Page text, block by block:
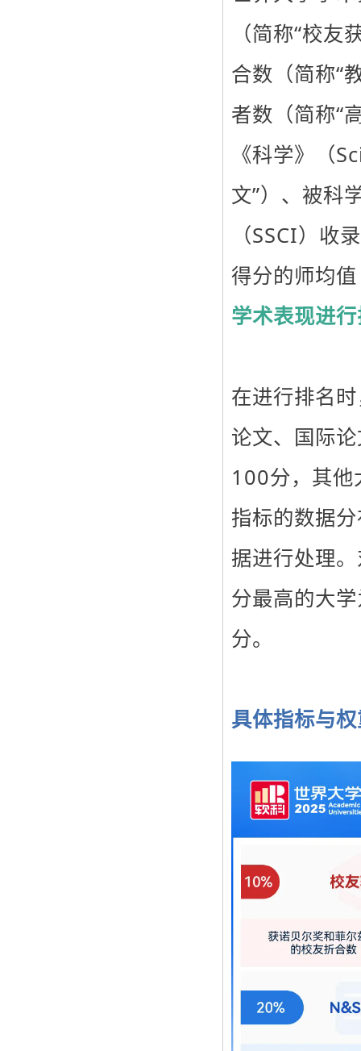
（简称“校
合数（简称“
者数（简称“
《科学》（
文”）、被科
（SSCI）收
得分的师均
学术表现进
在进行排名
论文、国际
100分，其他
指标的数据
据进行处理
分最高的大
分。
具体指标与